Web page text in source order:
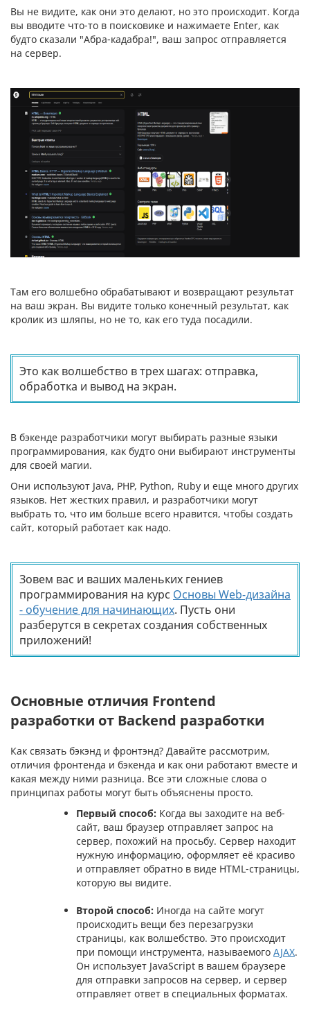
Вы не видите, как они это делают, но это происходит. Когда
вы вводите что-то в поисковике и нажимаете Enter, как
будто сказали "Абра-кадабра!", ваш запрос отправляется
на сервер.
Там его волшебно обрабатывают и возвращают результат
на ваш экран. Вы видите только конечный результат, как
кролик из шляпы, но не то, как его туда посадили.
Это как волшебство в трех шагах: отправка,
обработка и вывод на экран.
В бэкенде разработчики могут выбирать разные языки
программирования, как будто они выбирают инструменты
для своей магии.
Они используют Java, PHP, Python, Ruby и еще много других
языков. Нет жестких правил, и разработчики могут
выбрать то, что им больше всего нравится, чтобы создать
сайт, который работает как надо.
Зовем вас и ваших маленьких гениев
программирования на курс Основы Web-дизайна
- обучение для начинающих. Пусть они
разберутся в секретах создания собственных
приложений!
Основные отличия Frontend
разработки от Backend разработки
Как связать бэкэнд и фронтэнд? Давайте рассмотрим,
отличия фронтенда и бэкенда и как они работают вместе и
какая между ними разница. Все эти сложные слова о
принципах работы могут быть объяснены просто.
Первый способ: Когда вы заходите на веб-
сайт, ваш браузер отправляет запрос на
сервер, похожий на просьбу. Сервер находит
нужную информацию, оформляет её красиво
и отправляет обратно в виде HTML-страницы,
которую вы видите.
Второй способ: Иногда на сайте могут
происходить вещи без перезагрузки
страницы, как волшебство. Это происходит
при помощи инструмента, называемого AJAX.
Он использует JavaScript в вашем браузере
для отправки запросов на сервер, и сервер
отправляет ответ в специальных форматах.